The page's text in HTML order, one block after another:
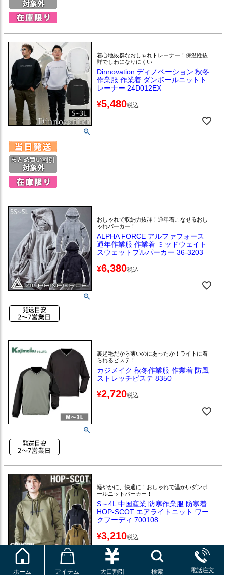
着心地抜群なおしゃれトレーナー！保温性抜
群でしわになりにくい
Dinnovation ディノベーション 秋冬
作業服 作業着 ダンボールニットト
レーナー 24D012EX
¥5,480税込
おしゃれで収納力抜群！通年着こなせるおし
ゃれパーカー！
ALPHA FORCE アルファフォース
通年作業服 作業着 ミッドウェイト
スウェットプルパーカー 36-3203
¥6,380税込
裏起毛だから薄いのにあったか！ライトに着
られるピステ！
カジメイク 秋冬作業服 作業着 防風
ストレッチピステ 8350
¥2,720税込
軽やかに、快適に！おしゃれで温かいダンボ
ールニットパーカー！
S～4L 中国産業 防寒作業服 防寒着
HOP-SCOT エアライトニット ワー
クフーディ 700108
¥3,210税込
ホーム アイテム 大口割引 検索 電話注文